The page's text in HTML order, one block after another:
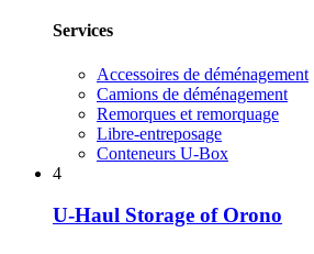
Services
Accessoires de déménagement
Camions de déménagement
Remorques et remorquage
Libre-entreposage
Conteneurs U-Box
4
U-Haul Storage of Orono